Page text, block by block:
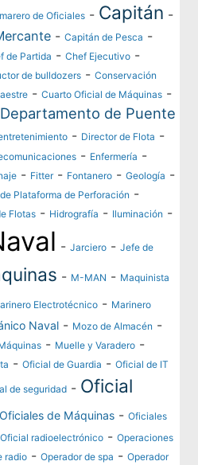
de Oficiales - Capitán -
-Capitán de Pesca -
de Partida -Chef Ejecutivo -
de bulldozers -Conservación
-Cuarto Oficial de Máquinas -
Departamento de Puente
- Director de Flota -
- Enfermería -
- Fitter- Fontanero -Geología -
Plataforma de Perforación -
Flotas - Hidrografía - Iluminación -
-Jarciero -Jefe de
- M-MAN - Maquinista
Electrotécnico - Marinero
Naval - Mozo de Almacén -
- Muelle y Varadero -
-Oficial de Guardia -Oficial de IT
de seguridad - Oficial
Oficiales de Máquinas -Oficiales
Oficial radioelectrónico -Operaciones
radio -Operador de spa -Operador